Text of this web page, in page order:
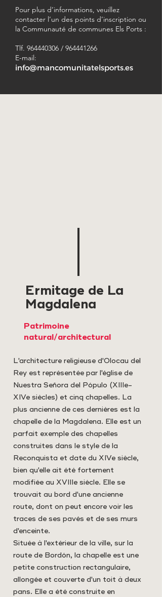
Pour plus d’informations, veuillez
contacter l’un des points d’inscription ou
la Communauté de communes Els Ports :
Tlf. 964440306 / 964441266
E-mail:
info@mancomunitatelsports.es
Ermitage de La
Magdalena
Patrimoine
natural/architectural
L'architecture religieuse d'Olocau del
Rey est représentée par l'église de
Nuestra Señora del Pópulo (XIIIe-
XIVe siècles) et cinq chapelles. La
plus ancienne de ces dernières est la
chapelle de la Magdalena. Elle est un
parfait exemple des chapelles
construites dans le style de la
Reconquista et date du XIVe siècle,
bien qu'elle ait été fortement
modifiée au XVIIIe siècle. Elle se
trouvait au bord d'une ancienne
route, dont on peut encore voir les
traces de ses pavés et de ses murs
d'enceinte.
Située à l'extérieur de la ville, sur la
route de Bordón, la chapelle est une
petite construction rectangulaire,
allongée et couverte d'un toit à deux
pans. Elle a été construite en